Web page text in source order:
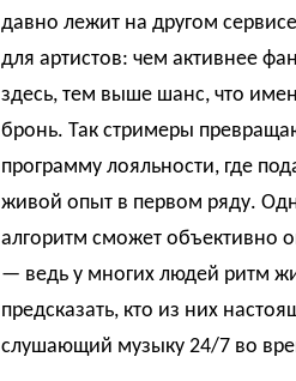
давно лежит на другом
для артистов: чем активнее
здесь, тем выше шанс, что
бронь. Так стримеры
программу лояльности, где
живой опыт в первом ряду.
алгоритм сможет объективно
— ведь у многих людей ритм
предсказать, кто из них
слушающий музыку 24/7 во